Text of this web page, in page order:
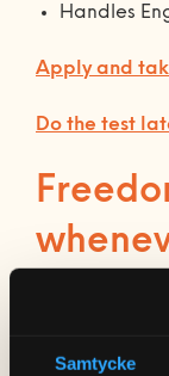
Samtycke
Handles
Apply and
Do the test
Become one